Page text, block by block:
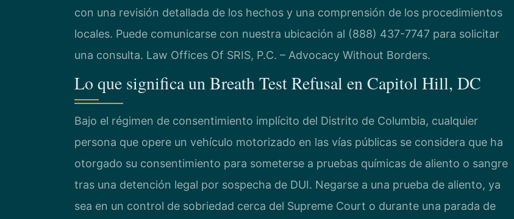
con una revisión detallada de los hechos y una comprensión de los procedimientos
locales. Puede comunicarse con nuestra ubicación al (888) 437-7747 para solicitar
una consulta. Law Offices Of SRIS, P.C. – Advocacy Without Borders.
Lo que significa un Breath Test Refusal en Capitol Hill, DC
Bajo el régimen de consentimiento implícito del Distrito de Columbia, cualquier
persona que opere un vehículo motorizado en las vías públicas se considera que ha
otorgado su consentimiento para someterse a pruebas químicas de aliento o sangre
tras una detención legal por sospecha de DUI. Negarse a una prueba de aliento, ya
sea en un control de sobriedad cerca del Supreme Court o durante una parada de